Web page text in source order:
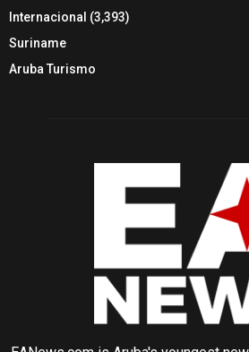
Internacional (3,393)
Suriname
Aruba Turismo